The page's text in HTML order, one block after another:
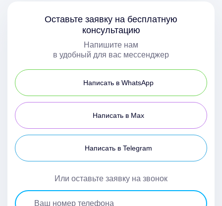
Оставьте заявку на бесплатную
консультацию
Напишите нам
в удобный для вас мессенджер
Написать в WhatsApp
Написать в Max
Написать в Telegram
Или оставьте заявку на звонок